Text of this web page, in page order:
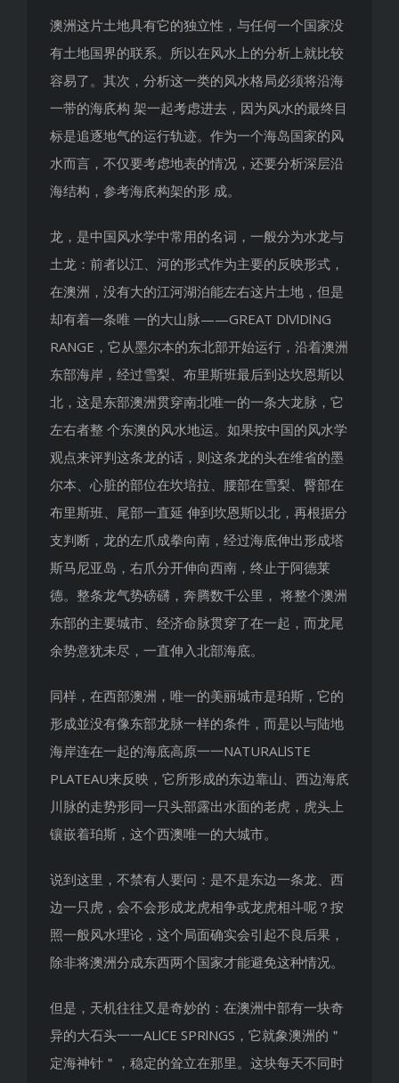
澳洲这片土地具有它的独立性，与任何一个国家没
有土地国界的联系。所以在风水上的分析上就比较
容易了。其次，分析这一类的风水格局必须将沿海
一带的海㡳构 架一起考虑进去，因为风水的最终目
标是追逐地气的运行轨迹。作为一个海岛国家的风
水而言，不仅要考虑地表的情况，还要分析深层沿
海结构，参考海㡳构架的形 成。
龙，是中国风水学中常用的名词，一般分为水龙与
土龙：前者以江、河的形式作为主要的反映形式，
在澳洲，没有大的江河湖泊能左右这片土地，但是
却有着一条唯 一的大山脉——GREAT DlVlDlNG
RANGE，它从墨尔本的东北部开始运行，沿着澳洲
东部海岸，经过雪梨、布里斯班最后到达坎恩斯以
北，这是东部澳洲贯穿南北唯一的一条大龙脉，它
左右者整 个东澳的风水地运。如果按中国的风水学
观点来评判这条龙的话，则这条龙的头在维省的墨
尔本、心脏的部位在坎培拉、腰部在雪梨、臀部在
布里斯班、尾部一直延 伸到坎恩斯以北，再根据分
支判断，龙的左爪成拳向南，经过海底伸出形成塔
斯马尼亚岛，右爪分开伸向西南，终止于阿德莱
德。整条龙气势磅礴，奔腾数千公里， 将整个澳洲
东部的主要城市、经济命脉贯穿了在一起，而龙尾
余势意犹未尽，一直伸入北部海底。
同样，在西部澳洲，唯一的美丽城市是珀斯，它的
形成並没有像东部龙脉一样的条件，而是以与陆地
海岸连在一起的海底高原一一NATURALlSTE
PLATEAU来反映，它所形成的东边靠山、西边海㡳
川脉的走势形同一只头部露出水面的老虎，虎头上
镶嵌着珀斯，这个西澳唯一的大城市。
说到这里，不禁有人要问：是不是东边一条龙、西
边一只虎，会不会形成龙虎相争或龙虎相斗呢？按
照一般风水理论，这个局面确实会引起不良后果，
除非将澳洲分成东西两个国家才能避免这种情况。
但是，天机往往又是奇妙的：在澳洲中部有一块奇
异的大石头一一ALlCE SPRlNGS，它就象澳洲的＂
定海神针＂，稳定的耸立在那里。这块每天不同时